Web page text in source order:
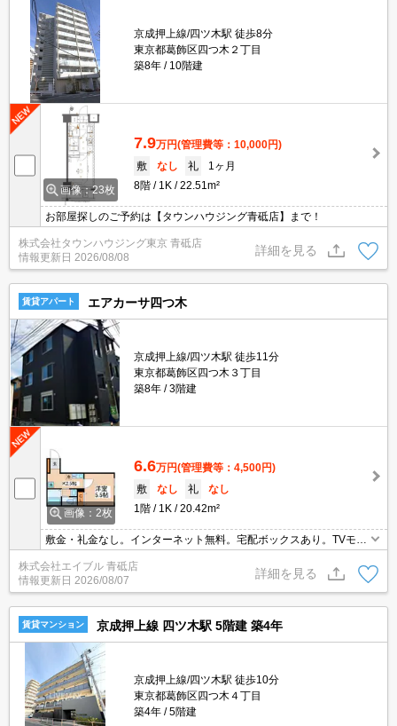
京成押上線/四ツ木駅 徒歩8分
東京都葛飾区四つ木２丁目
築8年
10階建
画像：23枚
7.9万円(管理費等：10,000円)
敷
なし 礼
1ヶ月
8階
1K 22.51m²
お部屋探しのご予約は【タウンハウジング青砥店】まで！
株式会社タウンハウジング東京 青砥店
情報更新日 2026/08/08
詳細を見る
賃貸アパート エアカーサ四つ木
京成押上線/四ツ木駅 徒歩11分
東京都葛飾区四つ木３丁目
築8年
3階建
画像：2枚
6.6万円(管理費等：4,500円)
敷
なし 礼
なし
1階
1K 20.42m²
敷金・礼金なし。インターネット無料。宅配ボックスあり。TVモニ
ター付インターホン。経済的な都市ガス使用。浴室乾燥機付。室内
物干しあり。独立洗面台。退去時の清掃費実費。新生活のスタート
はここから。
株式会社エイブル 青砥店
情報更新日 2026/08/07
詳細を見る
賃貸マンション 京成押上線 四ツ木駅 5階建 築4年
京成押上線/四ツ木駅 徒歩10分
東京都葛飾区四つ木４丁目
築4年
5階建